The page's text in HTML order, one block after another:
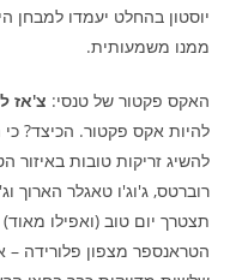
יוסטון בהחלט יעמדו למבחן
ממנו משמעותית.
האקס פקטור של טנסי: צ'אז
להיות אקס פקטור. הכיצד?
רוברטס, ג'וג'ו טאגלר הארוך
תצטרך יום טוב (ואפילו
הטראנספר מצפון פלורידה